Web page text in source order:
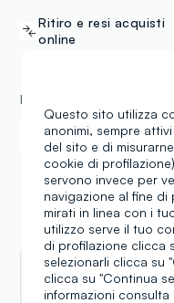
Ritiro e resi acquisti
online
METODI DI PAGAMENTO
Samsung Pay
Recensioni
Rodolfo Galli
Questo sito utilizza
anonimi, sempre
del sito e di
cookie di
servono invece per
navigazione al fine
mirati in linea con i
utilizzo serve il tuo
di profilazione clicca
selezionarli clicca su
clicca su "Continua
informazioni consulta